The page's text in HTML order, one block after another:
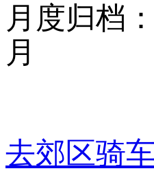
月度归档：
月
去郊区骑